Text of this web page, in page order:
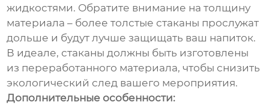
жидкостями. Обратите внимание на толщину
материала – более толстые стаканы прослужат
дольше и будут лучше защищать ваш напиток.
В идеале, стаканы должны быть изготовлены
из переработанного материала, чтобы снизить
экологический след вашего мероприятия.
Дополнительные особенности: